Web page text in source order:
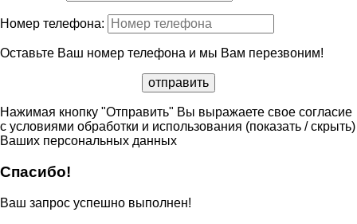
Номер телефона:
Оставьте Ваш номер телефона и мы Вам перезвоним!
Нажимая кнопку "Отправить" Вы выражаете свое согласие
с условиями обработки и использования (показать / скрыть)
Ваших персональных данных
Спасибо!
Ваш запрос успешно выполнен!